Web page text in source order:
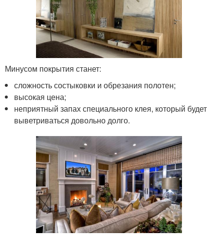
Минусом покрытия станет:
сложность состыковки и обрезания полотен;
высокая цена;
неприятный запах специального клея, который будет
выветриваться довольно долго.